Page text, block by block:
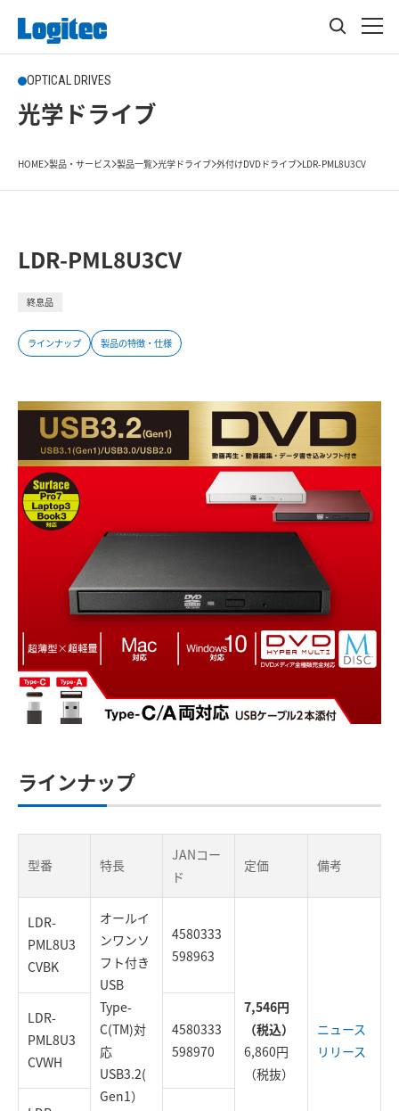
OPTICAL DRIVES
光学ドライブ
HOME 製品・サービス 製品一覧 光学ドライブ 外付けDVDドライブ LDR-PML8U3CV
LDR-PML8U3CV
終息品
ラインナップ 製品の特徴・仕様
ラインナップ
型番 特長
JANコー
ド
定価 備考
LDR-
PML8U3
CVBK
オールイ
ンワンソ
フト付き
USB
Type-
C(TM)対
応
USB3.2(
Gen1）
4580333
598963
7,546円
（税込）
6,860円
（税抜）
ニュース
リリース
LDR-
PML8U3
CVWH
4580333
598970